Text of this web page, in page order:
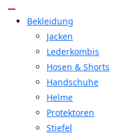
Bekleidung
Jacken
Lederkombis
Hosen & Shorts
Handschuhe
Helme
Protektoren
Stiefel